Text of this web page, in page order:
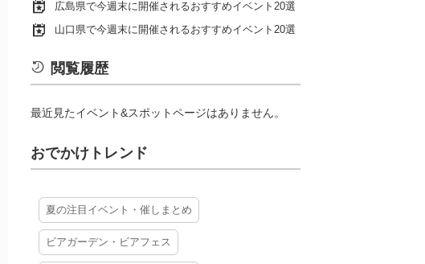
広島県で今週末に開催されるおすすめイベント20選
山口県で今週末に開催されるおすすめイベント20選
閲覧履歴
最近見たイベント&スポットページはありません。
おでかけトレンド
夏の注目イベント・催しまとめ
ビアガーデン・ビアフェス